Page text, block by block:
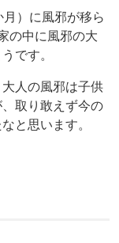
）に風邪が移ら
の中に風邪の大
です。
大人の風邪は子供
取り敢えず今の
と思います。